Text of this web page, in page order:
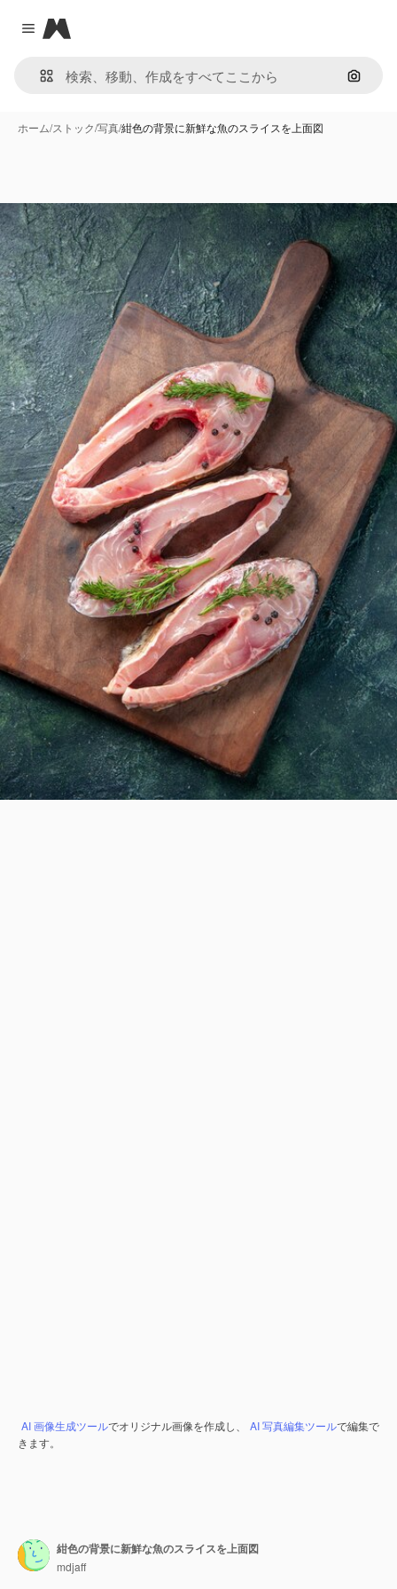
Close menu
Magnific
画像で
ホーム/ストック/写真/紺色の背景に新鮮な魚のスライスを上面図
AI 画像生成ツールでオリジナル画像を作成し、 AI 写真編集ツールで編集で
きます。
紺色の背景に新鮮な魚のスライスを上面図
mdjaff